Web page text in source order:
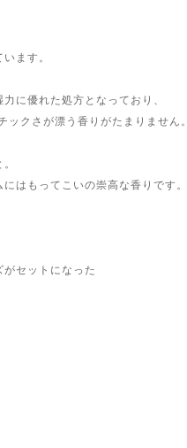
ます。
に優れた処方となっており、
クさが漂う香りがたまりません。
はもってこいの崇高な香りです。
セットになった